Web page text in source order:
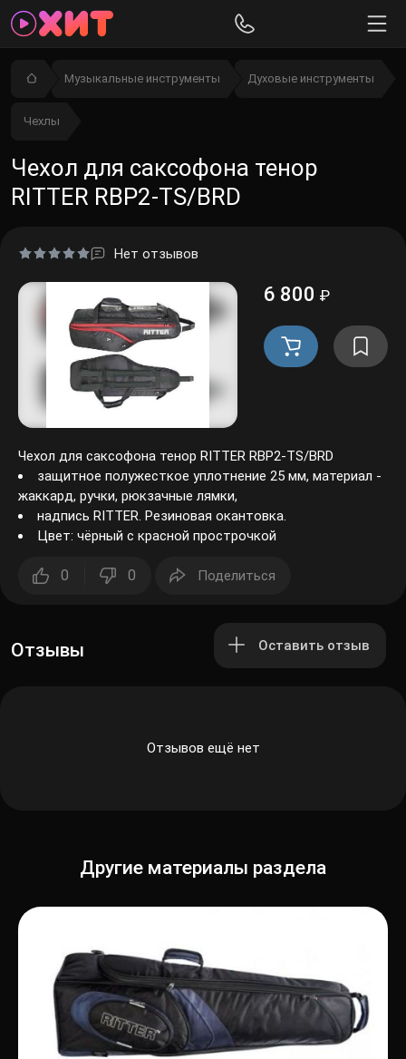
Музыкальные инструменты Духовые инструменты
Чехлы
Чехол для саксофона тенор
RITTER RBP2-TS/BRD
Нет отзывов
6 800 ₽
Чехол для саксофона тенор RITTER RBP2-TS/BRD
защитное полужесткое уплотнение 25 мм, материал -
жаккард, ручки, рюкзачные лямки,
надпись RITTER. Резиновая окантовка.
Цвет: чёрный с красной прострочкой
0 0 Поделиться
Отзывы Оставить отзыв
Отзывов ещё нет
Другие материалы раздела